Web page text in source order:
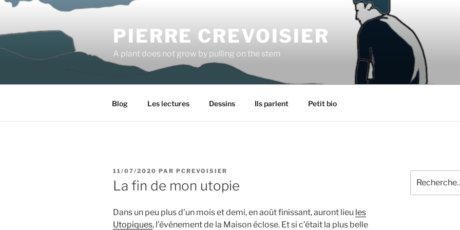
Aller
contenu
PIERRE CREVOISIER
A plant does not grow by pulling on the stem
Blog Les lectures Dessins Ils parlent Petit bio
PUBLIÉ
LE
11/07/2020 PAR PCREVOISIER
La fin de mon utopie
Dans un peu plus d’un mois et demi, en août finissant, auront lieu les
Utopiques, l’événement de la Maison éclose. Et si c’était la plus belle
pour
: